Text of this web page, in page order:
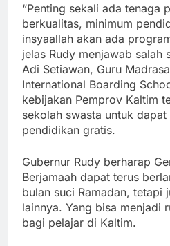
“Penting sekali ada tenaga
berkualitas, minimum
insyaallah akan ada
jelas Rudy menjawab salah
Adi Setiawan, Guru
International Boarding
kebijakan Pemprov Kaltim
sekolah swasta untuk
pendidikan gratis.
Gubernur Rudy berharap
Berjamaah dapat terus
bulan suci Ramadan, tetapi
lainnya. Yang bisa menjadi
bagi pelajar di Kaltim.